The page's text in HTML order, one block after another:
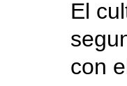
El
con